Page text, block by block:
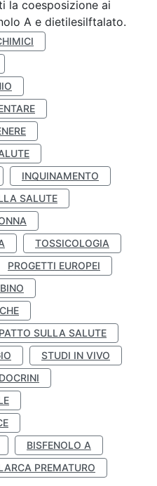
la coesposizione ai
A e dietilesilftalato.
INQUINAMENTO
SALUTE
TOSSICOLOGIA
PROGETTI EUROPEI
SULLA SALUTE
STUDI IN VIVO
BISFENOLO A
PREMATURO